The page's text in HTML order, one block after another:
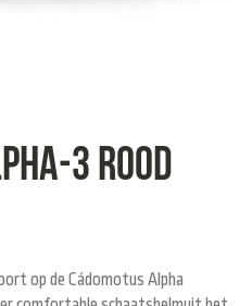
3 rood
op de Cádomotus Alpha